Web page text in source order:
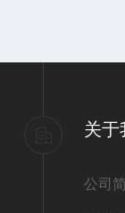
关于
公司